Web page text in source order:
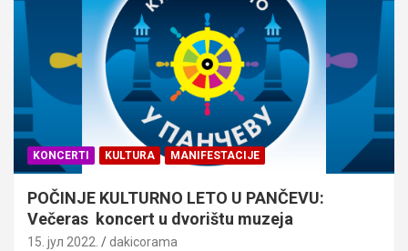
KONCERTI KULTURA MANIFESTACIJE
POČINJE KULTURNO LETO U PANČEVU:
Večeras koncert u dvorištu muzeja
15. јул 2022. dakicorama